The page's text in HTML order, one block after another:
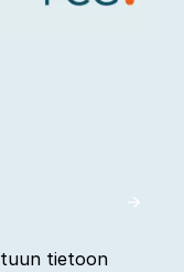
tietoon